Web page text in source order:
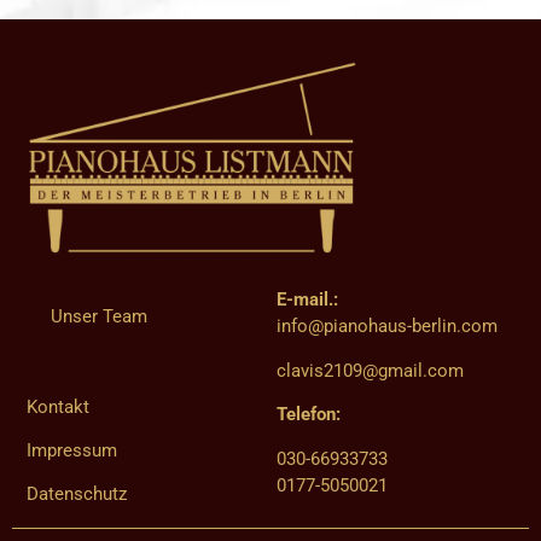
Unser Team
Kontakt
Impressum
Datenschutz
E-mail.:
info@pianohaus-berlin.com
clavis2109@gmail.com
Telefon:
030-66933733
0177-5050021